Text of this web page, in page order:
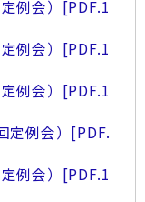
例会） [PDF.1
例会） [PDF.1
例会） [PDF.1
例会） [PDF.
例会） [PDF.1